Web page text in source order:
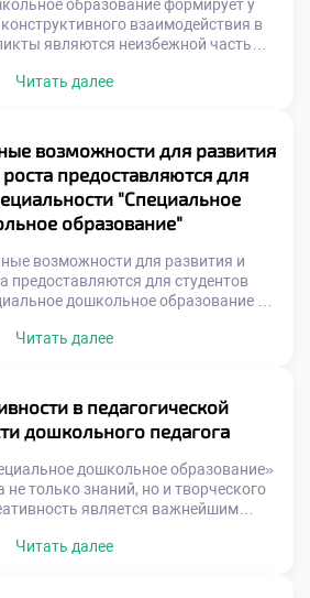
образование формирует у
взаимодействия в
являются неизбежной частью
от новичка. Грамотная
процесса. Его задача —
а направить его энергию.
интеллект становится […]
Читать далее
возможности для развития
предоставляются для
"Специальное
образование"
возможности для развития и
предоставляются для студентов
дошкольное образование —
быть узкой нишей давно. Рынок
должности. Современное
двери в смежные сферы
создает спрос на универсальных
Читать далее
в педагогической
дошкольного педагога
дошкольное образование»
не только знаний, но и творческого
является важнейшим
нестандартные пути к сердцу
Читать далее